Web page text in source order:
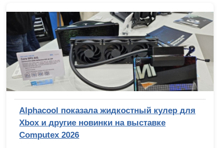
Alphacool показала жидкостный кулер для
Xbox и другие новинки на выставке
Computex 2026